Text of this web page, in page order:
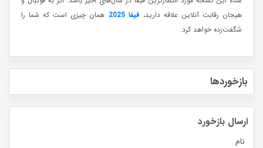
هیجان رقابت آنلاین علاقه دارید، فیفا 2025
همان چیزی است که شما را
شگفت‌زده خواهد کرد.
بازخوردها
ارسال بازخورد
نام